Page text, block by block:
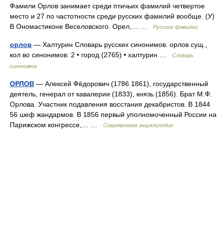
Фамили Орлов занимает среди птичьих фамилий четвертое
место и 27 по частотности среди русских фамилий вообще. (У)
В Ономастиконе Веселовского. Орел,… …
Русские фамилии
орлов — Халтурин Словарь русских синонимов. орлов сущ.,
кол во синонимов: 2 • город (2765) • халтурин …
Словарь
синонимов
ОРЛОВ — Алексей Фёдорович (1786 1861), государственный
деятель, генерал от кавалерии (1833), князь (1856). Брат М.Ф.
Орлова. Участник подавления восстания декабристов. В 1844
56 шеф жандармов. В 1856 первый уполномоченный России на
Парижском конгрессе,… …
Современная энциклопедия